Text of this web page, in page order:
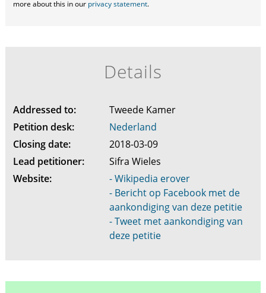
more about this in our privacy statement.
Details
Addressed to:
Tweede Kamer
Petition desk:
Nederland
Closing date:
2018-03-09
Lead petitioner:
Sifra Wieles
Website:
- Wikipedia erover
- Bericht op Facebook met de
aankondiging van deze petitie
- Tweet met aankondiging van
deze petitie